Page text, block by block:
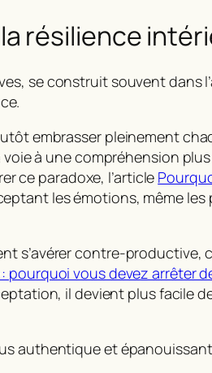
résilience
se construit souvent dans
embrasser pleinement
à une compréhension
ce paradoxe, l’article
les émotions, même
s’avérer contre-productive,
pourquoi vous devez arrêter
il devient plus facile
authentique et